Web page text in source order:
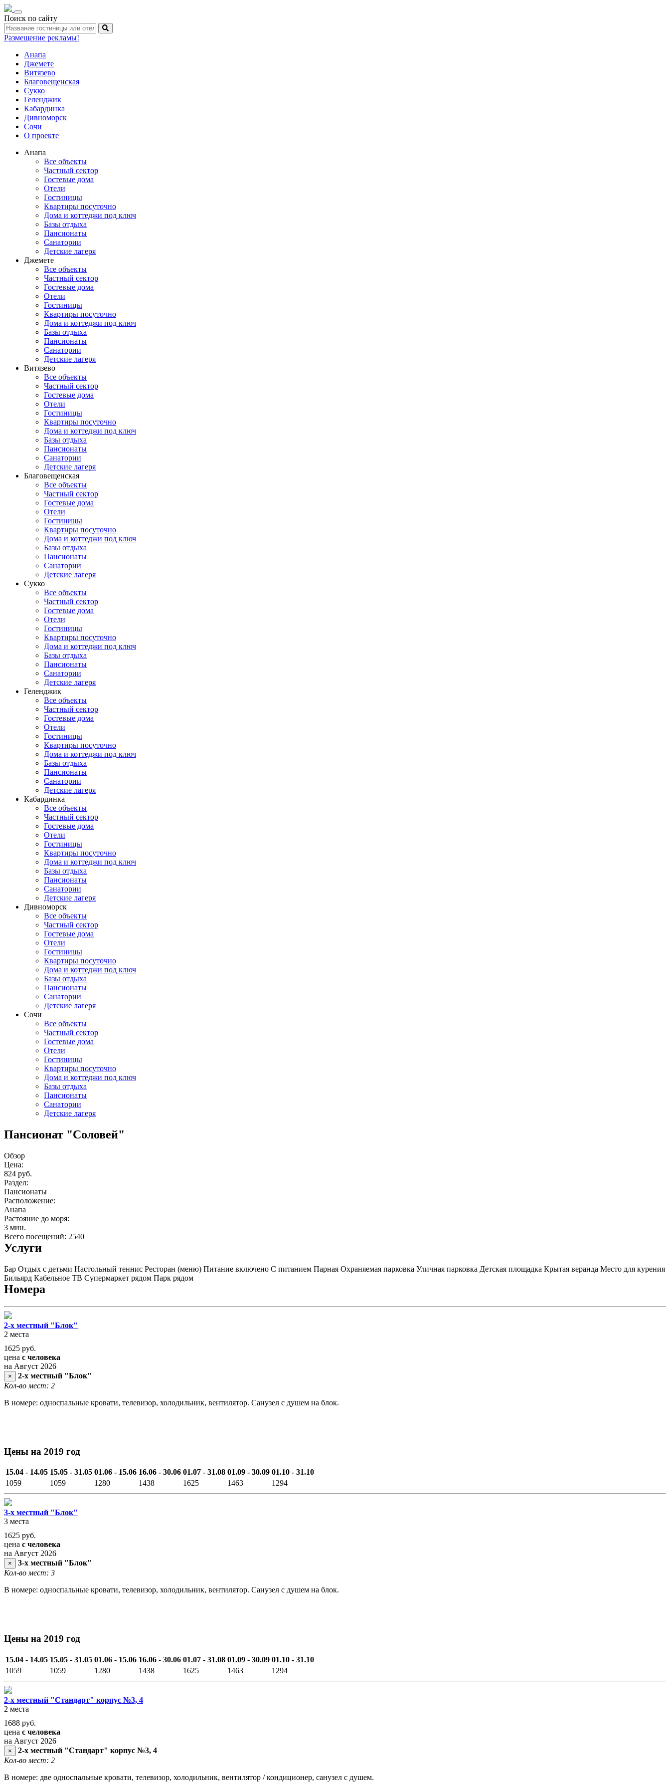
Toggle
navigation
Поиск по сайту
Размещение рекламы!
Анапа
Джемете
Витязево
Благовещенская
Сукко
Геленджик
Кабардинка
Дивноморск
Сочи
О проекте
Анапа
Все объекты
Частный сектор
Гостевые дома
Отели
Гостиницы
Квартиры посуточно
Дома и коттеджи под ключ
Базы отдыха
Пансионаты
Санатории
Детские лагеря
Джемете
Все объекты
Частный сектор
Гостевые дома
Отели
Гостиницы
Квартиры посуточно
Дома и коттеджи под ключ
Базы отдыха
Пансионаты
Санатории
Детские лагеря
Витязево
Все объекты
Частный сектор
Гостевые дома
Отели
Гостиницы
Квартиры посуточно
Дома и коттеджи под ключ
Базы отдыха
Пансионаты
Санатории
Детские лагеря
Благовещенская
Все объекты
Частный сектор
Гостевые дома
Отели
Гостиницы
Квартиры посуточно
Дома и коттеджи под ключ
Базы отдыха
Пансионаты
Санатории
Детские лагеря
Сукко
Все объекты
Частный сектор
Гостевые дома
Отели
Гостиницы
Квартиры посуточно
Дома и коттеджи под ключ
Базы отдыха
Пансионаты
Санатории
Детские лагеря
Геленджик
Все объекты
Частный сектор
Гостевые дома
Отели
Гостиницы
Квартиры посуточно
Дома и коттеджи под ключ
Базы отдыха
Пансионаты
Санатории
Детские лагеря
Кабардинка
Все объекты
Частный сектор
Гостевые дома
Отели
Гостиницы
Квартиры посуточно
Дома и коттеджи под ключ
Базы отдыха
Пансионаты
Санатории
Детские лагеря
Дивноморск
Все объекты
Частный сектор
Гостевые дома
Отели
Гостиницы
Квартиры посуточно
Дома и коттеджи под ключ
Базы отдыха
Пансионаты
Санатории
Детские лагеря
Сочи
Все объекты
Частный сектор
Гостевые дома
Отели
Гостиницы
Квартиры посуточно
Дома и коттеджи под ключ
Базы отдыха
Пансионаты
Санатории
Детские лагеря
Пансионат "Соловей"
Обзор
Цена:
824 руб.
Раздел:
Пансионаты
Расположение:
Анапа
Растояние до моря:
3 мин.
Всего посещений: 2540
Услуги
Бар Отдых с детьми Настольный теннис Ресторан (меню) Питание включено С питанием Парная Охраняемая парковка Уличная парковка Детская площадка Крытая веранда Место для курения
Бильярд Кабельное ТВ Супермаркет рядом Парк рядом
Номера
2-х местный "Блок"
2 места
1625 руб.
цена с человека
на Август 2026
×
2-х местный "Блок"
Кол-во мест: 2
В номере: односпальные кровати, телевизор, холодильник, вентилятор. Санузел с душем на блок.
Цены на 2019 год
15.04 - 14.05 15.05 - 31.05 01.06 - 15.06 16.06 - 30.06 01.07 - 31.08 01.09 - 30.09 01.10 - 31.10
1059
1059 1280 1438 1625 1463 1294
3-х местный "Блок"
3 места
1625 руб.
цена с человека
на Август 2026
×
3-х местный "Блок"
Кол-во мест: 3
В номере: односпальные кровати, телевизор, холодильник, вентилятор. Санузел с душем на блок.
Цены на 2019 год
15.04 - 14.05 15.05 - 31.05 01.06 - 15.06 16.06 - 30.06 01.07 - 31.08 01.09 - 30.09 01.10 - 31.10
1059
1059 1280 1438 1625 1463 1294
2-х местный "Стандарт" корпус №3, 4
2 места
1688 руб.
цена с человека
на Август 2026
×
2-х местный "Стандарт" корпус №3, 4
Кол-во мест: 2
В номере: две односпальные кровати, телевизор, холодильник, вентилятор / кондиционер, санузел с душем.